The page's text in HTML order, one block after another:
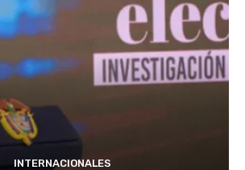
INTERNACIONALES